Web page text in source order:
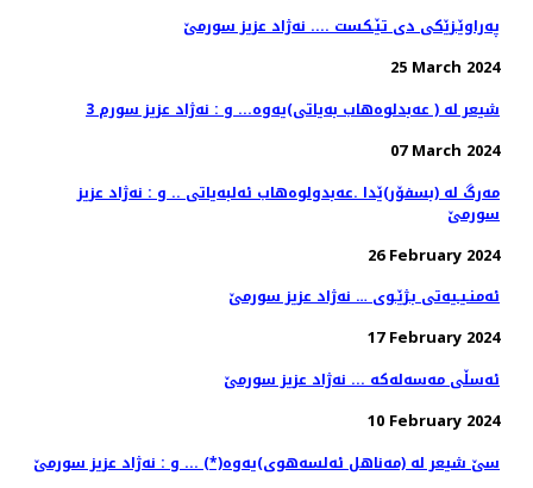
په‌راوێـزێكی دی تێـكست .... نه‌ژاد عزیز سورمێ
25 March 2024
3 شیعر له‌ ( عه‌بدلوه‌هاب به‌یاتی)یه‌وه‌... و : نه‌ژاد عزیز سورم
07 March 2024
مه‌رگ له‌ (بسفۆر)ێدا .عەبدولوەهاب ئەلبەیاتی .. و : نه‌ژاد عزیز
سورمێ
26 February 2024
ئه‌منـیـیه‌تی بـژێـوی … نه‌ژاد عزیز سورمێ
17 February 2024
ئه‌سڵی مه‌سه‌له‌كه‌ ... نه‌ژاد عزیز سورمێ
10 February 2024
سێ شیعر له‌ (مەناهل ئەلسەهوی)یه‌وه‌(*) ... و : نه‌ژاد عزیز سورمێ